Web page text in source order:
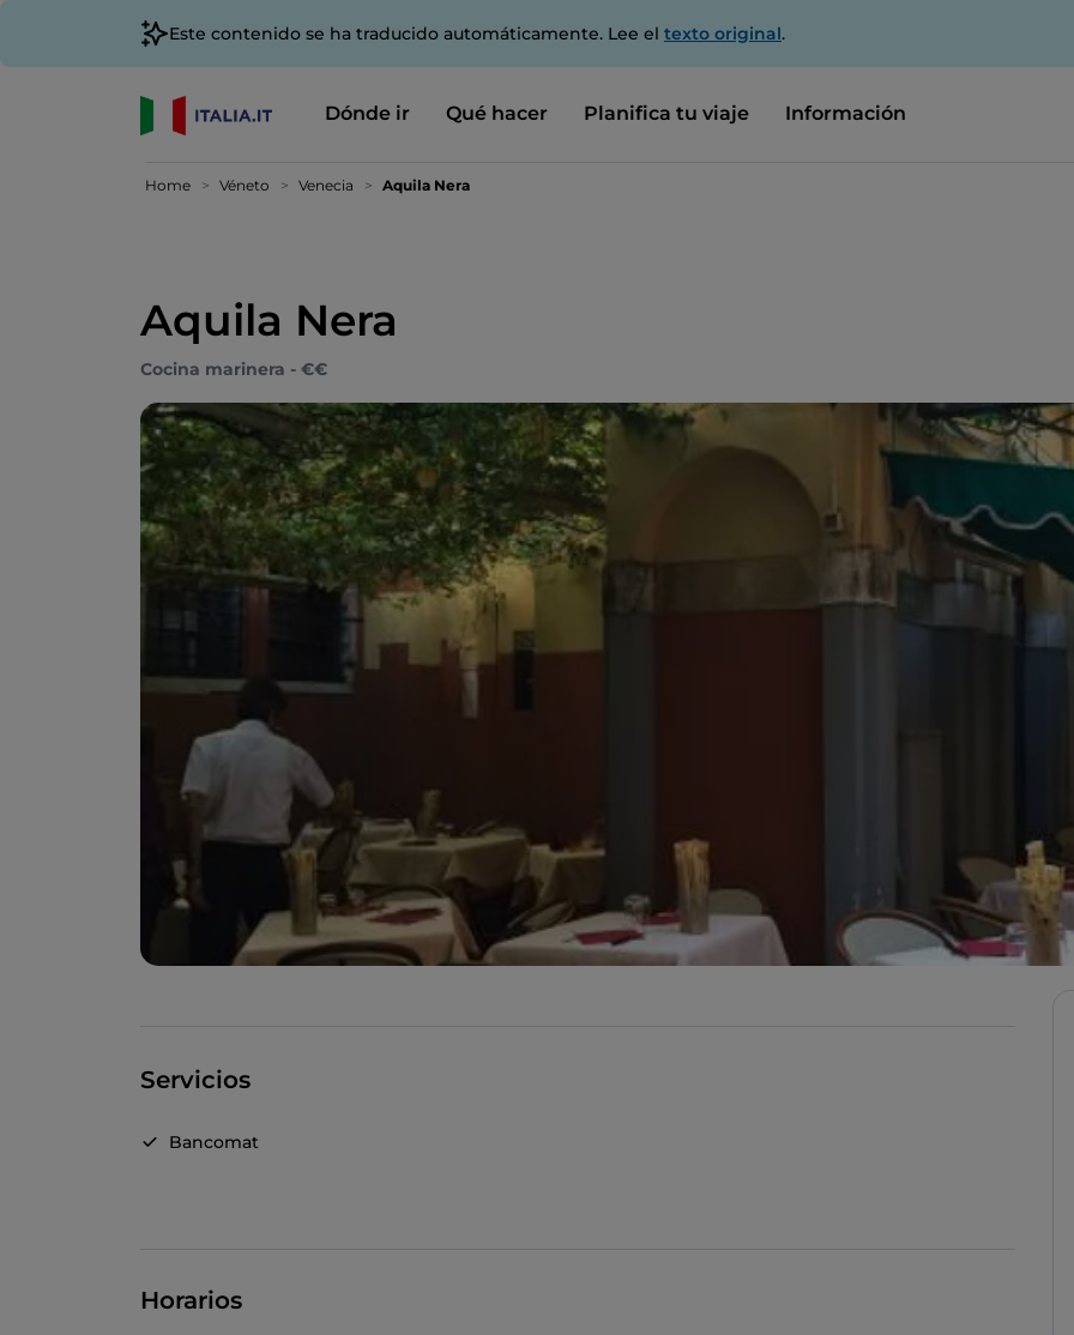
Este contenido se ha traducido automáticamente. Lee el texto original.
Dónde ir Qué hacer Planifica tu viaje Información
Home Véneto Venecia Aquila Nera
Aquila Nera
Cocina marinera - €€
Servicios
Bancomat
Horarios